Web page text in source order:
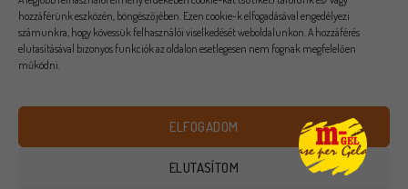
hozzáférünk eszközén, böngészőjében. Ezen cookie-k elfogadásával engedélyezi
számunkra, hogy kövessük felhasználói viselkedését weboldalunkon. A hozzáférés
elutasításával bizonyos funkciók az oldalon esetlegesen nem fognak megfelelően
működni.
ELFOGADOM
ELUTASÍTOM
AKTUALITÁSOK
Karrier
Házirend
PayPal Stripe MasterCardCash
On
Delivery
ÉLELMISZER FELDOLGOZÓKNAK